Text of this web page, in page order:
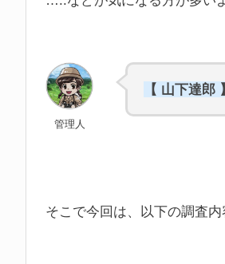
管理人
【 山下達郎
そこで今回は、以下の調査